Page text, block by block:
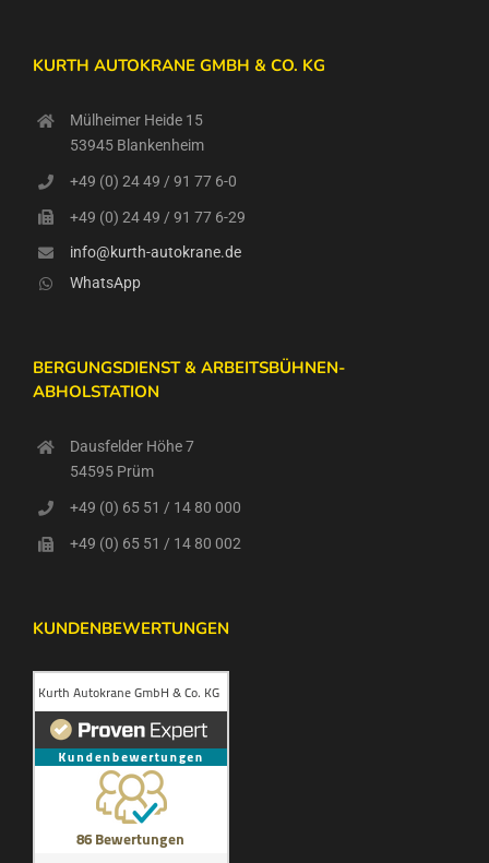
KURTH AUTOKRANE GMBH & CO. KG
Mülheimer Heide 15
53945 Blankenheim
+49 (0) 24 49 / 91 77 6-0
+49 (0) 24 49 / 91 77 6-29
info@kurth-autokrane.de
WhatsApp
BERGUNGSDIENST & ARBEITSBÜHNEN-
ABHOLSTATION
Dausfelder Höhe 7
54595 Prüm
+49 (0) 65 51 / 14 80 000
+49 (0) 65 51 / 14 80 002
KUNDENBEWERTUNGEN